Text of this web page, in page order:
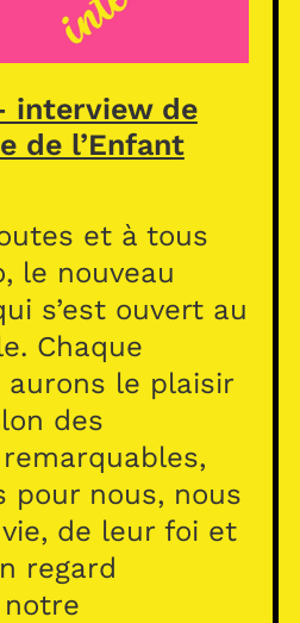
interview de
de l’Enfant
et à tous
le nouveau
s’est ouvert au
Chaque
aurons le plaisir
des
pour nous, nous
de leur foi et
regard